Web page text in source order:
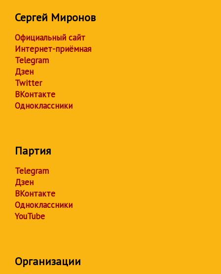
Сергей Миронов
Официальный сайт
Интернет-приёмная
Telegram
Дзен
Twitter
ВКонтакте
Одноклассники
Партия
Telegram
Дзен
ВКонтакте
Одноклассники
YouTube
Организации